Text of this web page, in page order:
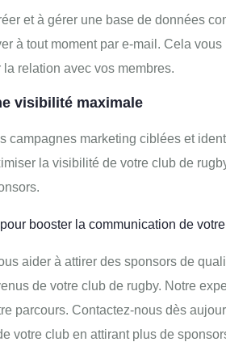
et à gérer une base de données
à tout moment par e-mail. Cela
relation avec vos membres.
visibilité maximale
campagnes marketing ciblées et
la visibilité de votre club de
booster la communication de
aider à attirer des sponsors de
de votre club de rugby. Notre
parcours. Contactez-nous dès
votre club en attirant plus de